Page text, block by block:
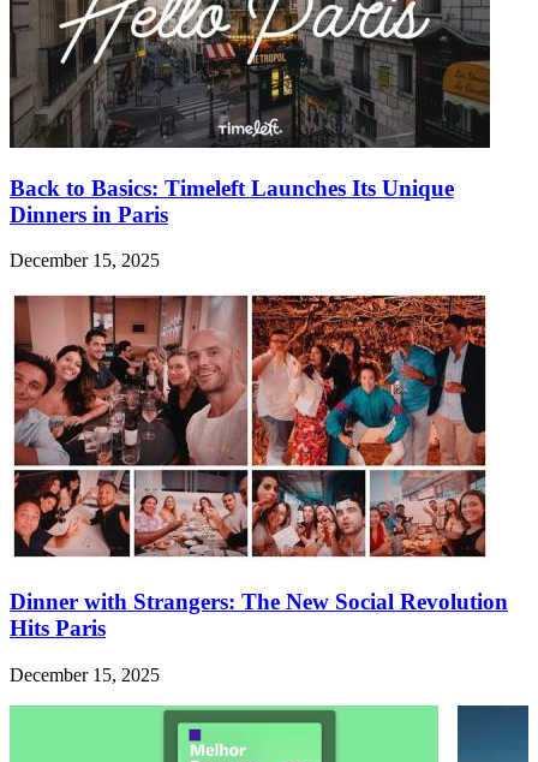
Back to Basics: Timeleft Launches Its Unique
Dinners in Paris
December 15, 2025
Dinner with Strangers: The New Social Revolution
Hits Paris
December 15, 2025